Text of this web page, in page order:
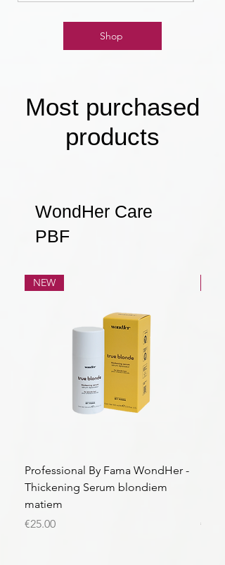
Shop
Most purchased
products
WondHer Care
PBF
NEW
Professional By Fama WondHer -
Thickening Serum blondiem
matiem
Price
€25.00
Price
€43.56